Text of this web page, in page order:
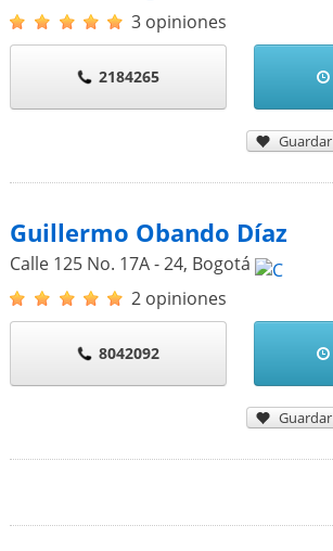
3 opiniones
2184265
Guardar
Guillermo Obando Díaz
Calle 125 No. 17A - 24, Bogotá
2 opiniones
8042092
Guardar